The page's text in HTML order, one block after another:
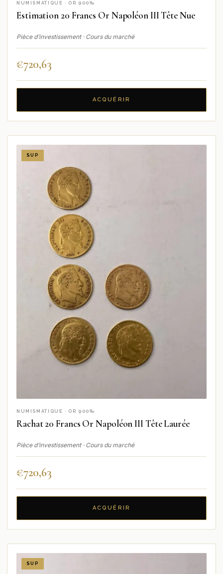
NUMISMATIQUE · OR 900‰
Estimation 20 Francs Or Napoléon III Tête Nue
Pièce d’investissement · Cours du marché
€720,63
ACQUÉRIR
SUP
NUMISMATIQUE · OR 900‰
Rachat 20 Francs Or Napoléon III Tête Laurée
Pièce d’investissement · Cours du marché
€720,63
ACQUÉRIR
SUP